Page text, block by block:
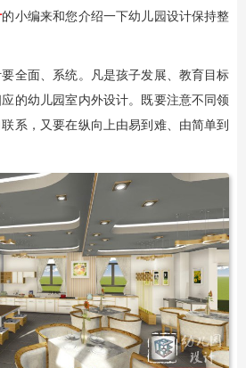
的小编来和您介绍一下幼儿园设计保持整
全面、系统。凡是孩子发展、教育目标
的幼儿园室内外设计。既要注意不同领
系，又要在纵向上由易到难、由简单到